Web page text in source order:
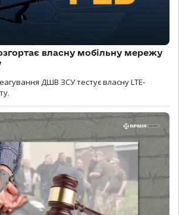
власну мобільну мережу
ДШВ ЗСУ тестує власну LTE-